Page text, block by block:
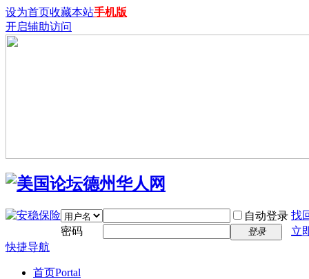
设为首页收藏本站手机版
开启辅助访问
自动登录 找
密码
登录
立
快捷导航
首页Portal